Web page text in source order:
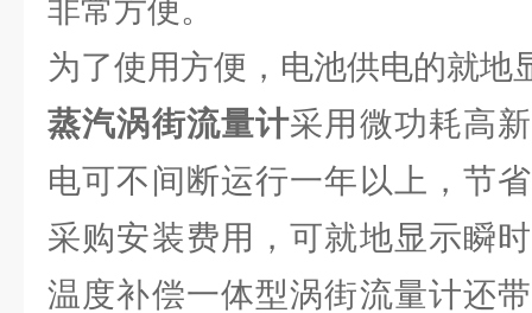
非常方便。
为了使用方便，电池供电的就地
蒸汽涡街流量计采用微功耗高
电可不间断运行一年以上，节
采购安装费用，可就地显示瞬
温度补偿一体型涡街流量计还